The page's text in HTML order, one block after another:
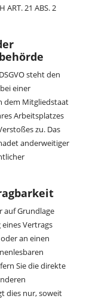
ART. 21 ABS. 2
steht den
einer
dem Mitgliedstaat
Arbeitsplatzes
zu. Das
anderweitiger
auf Grundlage
Vertrags
an einen
Sie die direkte
dies nur, soweit